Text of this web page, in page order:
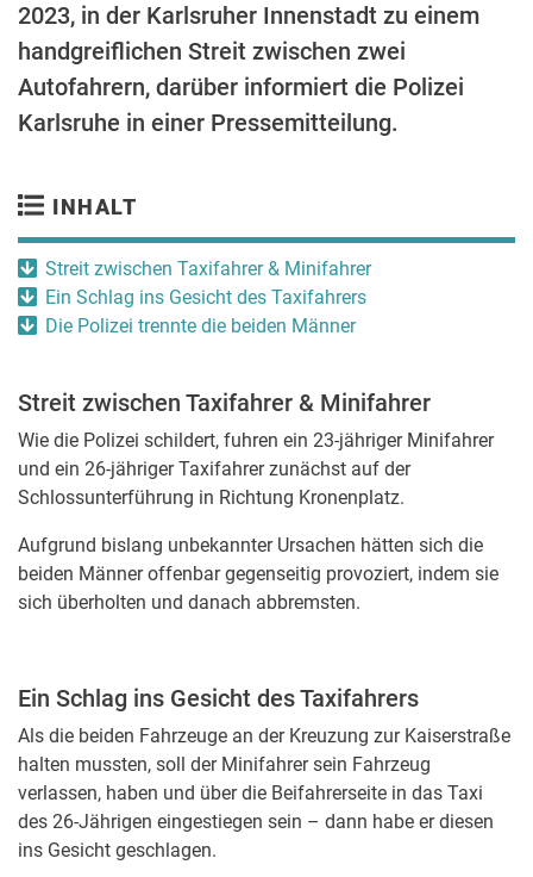
2023, in der Karlsruher Innenstadt zu einem
handgreiflichen Streit zwischen zwei
Autofahrern, darüber informiert die Polizei
Karlsruhe in einer Pressemitteilung.
INHALT
Streit zwischen Taxifahrer & Minifahrer
Ein Schlag ins Gesicht des Taxifahrers
Die Polizei trennte die beiden Männer
Streit zwischen Taxifahrer & Minifahrer
Wie die Polizei schildert, fuhren ein 23-jähriger Minifahrer
und ein 26-jähriger Taxifahrer zunächst auf der
Schlossunterführung in Richtung Kronenplatz.
Aufgrund bislang unbekannter Ursachen hätten sich die
beiden Männer offenbar gegenseitig provoziert, indem sie
sich überholten und danach abbremsten.
Ein Schlag ins Gesicht des Taxifahrers
Als die beiden Fahrzeuge an der Kreuzung zur Kaiserstraße
halten mussten, soll der Minifahrer sein Fahrzeug
verlassen, haben und über die Beifahrerseite in das Taxi
des 26-Jährigen eingestiegen sein – dann habe er diesen
ins Gesicht geschlagen.